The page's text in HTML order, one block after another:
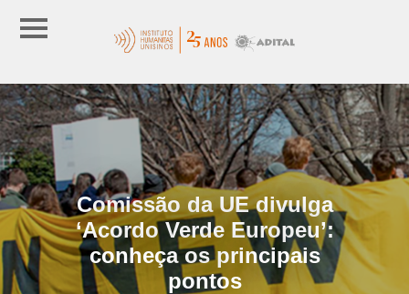
Comissão da UE divulga
‘Acordo Verde Europeu’:
conheça os principais
pontos